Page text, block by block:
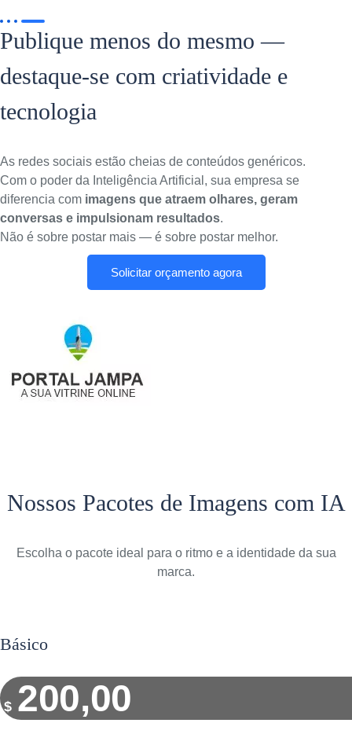
Publique menos do mesmo —
destaque-se com criatividade e
tecnologia
As redes sociais estão cheias de conteúdos genéricos.
Com o poder da Inteligência Artificial, sua empresa se
diferencia com imagens que atraem olhares, geram
conversas e impulsionam resultados.
Não é sobre postar mais — é sobre postar melhor.
Solicitar orçamento agora
Nossos Pacotes de Imagens com IA
Escolha o pacote ideal para o ritmo e a identidade da sua
marca.
Básico
$ 200,00